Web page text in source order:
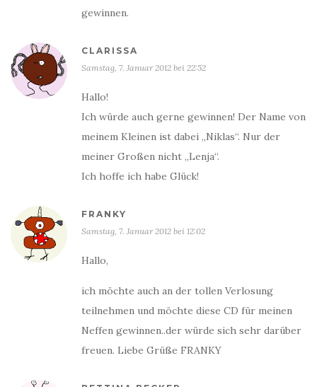
gewinnen.
CLARISSA
Samstag, 7. Januar 2012 bei 22:52
Hallo!
Ich würde auch gerne gewinnen! Der Name von
meinem Kleinen ist dabei „Niklas“. Nur der
meiner Großen nicht „Lenja“.
Ich hoffe ich habe Glück!
FRANKY
Samstag, 7. Januar 2012 bei 12:02
Hallo,
ich möchte auch an der tollen Verlosung
teilnehmen und möchte diese CD für meinen
Neffen gewinnen..der würde sich sehr darüber
freuen. Liebe Grüße FRANKY